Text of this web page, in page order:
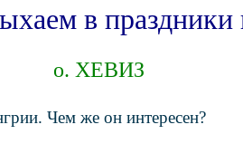
в праздники
о. ХЕВИЗ
Чем же он интересен?